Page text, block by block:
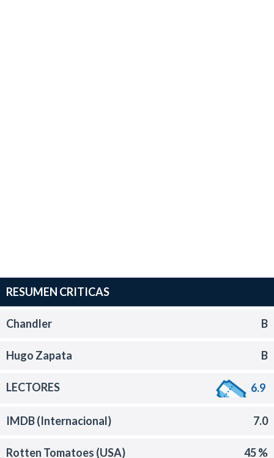
RESUMEN CRITICAS
Chandler B
Hugo Zapata B
LECTORES 6.9
IMDB (Internacional) 7.0
Rotten Tomatoes (USA) 45 %